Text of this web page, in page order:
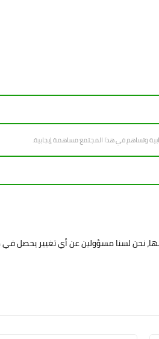
وتساهم في هذا المجتمع مساهمة إيجابية.
نحن لسنا مسؤولين عن أي تغيير يحصل